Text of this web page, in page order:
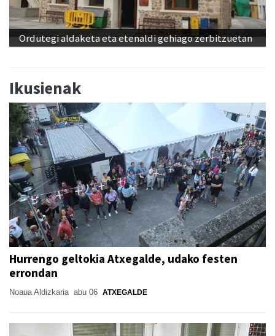
Ordutegi aldaketa eta etenaldi gehiago zerbitzuetan
Ikusienak
Hurrengo geltokia Atxegalde, udako festen
errondan
Noaua Aldizkaria abu 06 ATXEGALDE